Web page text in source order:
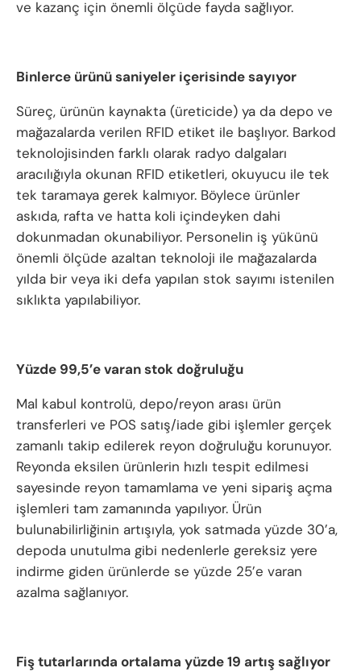
ve kazanç için önemli ölçüde fayda sağlıyor.
Binlerce ürünü saniyeler içerisinde sayıyor
Süreç, ürünün kaynakta (üreticide) ya da depo ve
mağazalarda verilen RFID etiket ile başlıyor. Barkod
teknolojisinden farklı olarak radyo dalgaları
aracılığıyla okunan RFID etiketleri, okuyucu ile tek
tek taramaya gerek kalmıyor. Böylece ürünler
askıda, rafta ve hatta koli içindeyken dahi
dokunmadan okunabiliyor. Personelin iş yükünü
önemli ölçüde azaltan teknoloji ile mağazalarda
yılda bir veya iki defa yapılan stok sayımı istenilen
sıklıkta yapılabiliyor.
Yüzde 99,5’e varan stok doğruluğu
Mal kabul kontrolü, depo/reyon arası ürün
transferleri ve POS satış/iade gibi işlemler gerçek
zamanlı takip edilerek reyon doğruluğu korunuyor.
Reyonda eksilen ürünlerin hızlı tespit edilmesi
sayesinde reyon tamamlama ve yeni sipariş açma
işlemleri tam zamanında yapılıyor. Ürün
bulunabilirliğinin artışıyla, yok satmada yüzde 30’a,
depoda unutulma gibi nedenlerle gereksiz yere
indirme giden ürünlerde se yüzde 25’e varan
azalma sağlanıyor.
Fiş tutarlarında ortalama yüzde 19 artış sağlıyor